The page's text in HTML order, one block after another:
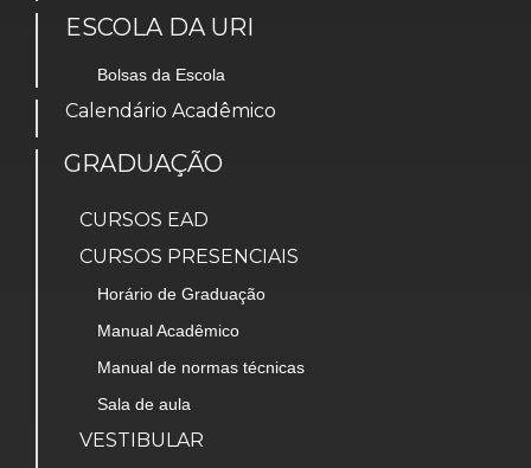
ESCOLA DA URI
Bolsas da Escola
Calendário Acadêmico
GRADUAÇÃO
CURSOS EAD
CURSOS PRESENCIAIS
Horário de Graduação
Manual Acadêmico
Manual de normas técnicas
Sala de aula
VESTIBULAR